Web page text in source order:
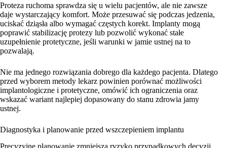
Proteza ruchoma sprawdza się u wielu pacjentów, ale nie zawsze
daje wystarczający komfort. Może przesuwać się podczas jedzenia,
uciskać dziąsła albo wymagać częstych korekt. Implanty mogą
poprawić stabilizację protezy lub pozwolić wykonać stałe
uzupełnienie protetyczne, jeśli warunki w jamie ustnej na to
pozwalają.
Nie ma jednego rozwiązania dobrego dla każdego pacjenta. Dlatego
przed wyborem metody lekarz powinien porównać możliwości
implantologiczne i protetyczne, omówić ich ograniczenia oraz
wskazać wariant najlepiej dopasowany do stanu zdrowia jamy
ustnej.
Diagnostyka i planowanie przed wszczepieniem implantu
Precyzyjne planowanie zmniejsza ryzyko przypadkowych decyzji